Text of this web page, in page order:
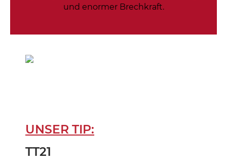
und enormer Brechkraft.
UNSER TIP:
TT21